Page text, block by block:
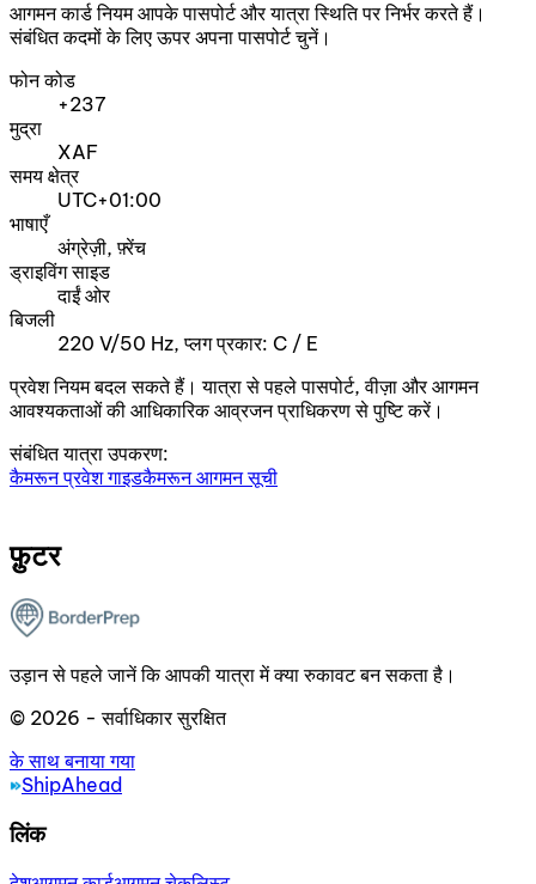
आगमन कार्ड नियम आपके पासपोर्ट और यात्रा स्थिति पर निर्भर करते हैं।
संबंधित कदमों के लिए ऊपर अपना पासपोर्ट चुनें।
फोन कोड
+237
मुद्रा
XAF
समय क्षेत्र
UTC+01:00
भाषाएँ
अंग्रेज़ी, फ़्रेंच
ड्राइविंग साइड
दाईं ओर
बिजली
220 V/50 Hz, प्लग प्रकार: C / E
प्रवेश नियम बदल सकते हैं। यात्रा से पहले पासपोर्ट, वीज़ा और आगमन
आवश्यकताओं की आधिकारिक आव्रजन प्राधिकरण से पुष्टि करें।
संबंधित यात्रा उपकरण:
कैमरून प्रवेश गाइडकैमरून आगमन सूची
फ़ुटर
उड़ान से पहले जानें कि आपकी यात्रा में क्या रुकावट बन सकता है।
© 2026 - सर्वाधिकार सुरक्षित
के साथ बनाया गया
ShipAhead
लिंक